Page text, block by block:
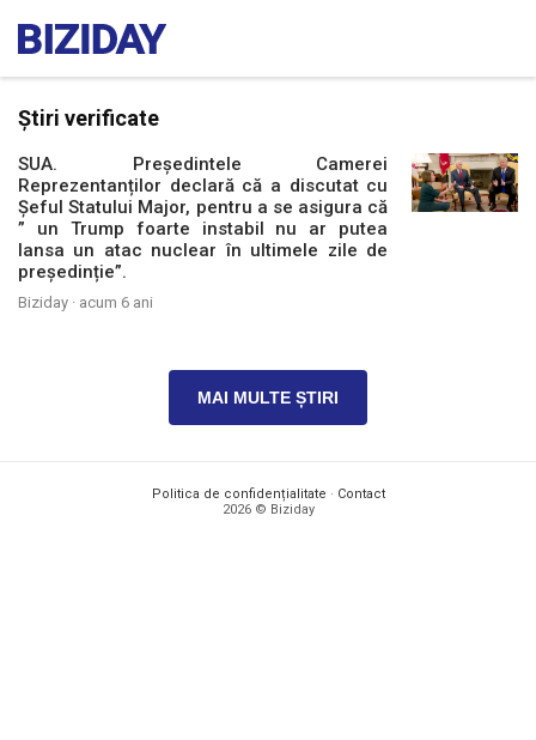
Știri verificate
SUA. Președintele Camerei
Reprezentanților declară că a discutat cu
Șeful Statului Major, pentru a se asigura că
” un Trump foarte instabil nu ar putea
lansa un atac nuclear în ultimele zile de
președinție”.
Biziday · acum 6 ani
MAI MULTE ȘTIRI
Politica de confidențialitate · Contact
2026 © Biziday